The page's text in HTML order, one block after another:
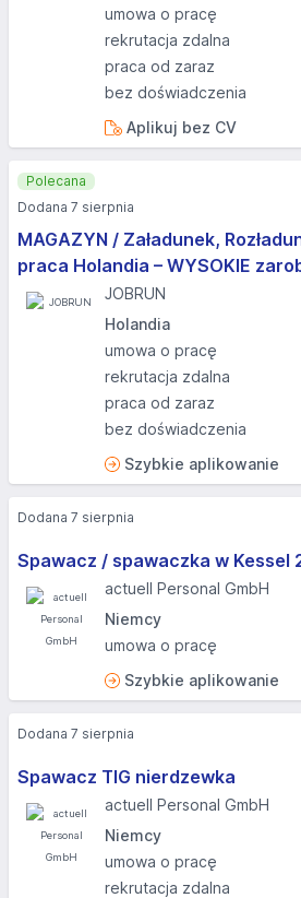
umowa o pracę
rekrutacja zdalna
praca od zaraz
bez doświadczenia
Aplikuj bez CV
MAGAZYN / Załadunek,
praca Holandia – WYSOKIE
JOBRUN
Holandia
umowa o pracę
rekrutacja zdalna
praca od zaraz
bez doświadczenia
Szybkie aplikowanie
Polecana
Dodana 7 sierpnia
Spawacz / spawaczka w Kessel
actuell Personal GmbH
Niemcy
umowa o pracę
Szybkie aplikowanie
Dodana 7 sierpnia
Spawacz TIG nierdzewka
actuell Personal GmbH
Niemcy
umowa o pracę
rekrutacja zdalna
Dodana 7 sierpnia